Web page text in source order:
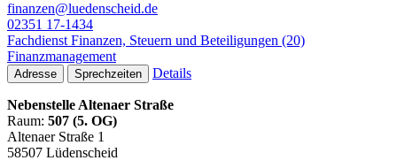
finanzen@luedenscheid.de
02351 17-1434
Fachdienst Finanzen, Steuern und Beteiligungen (20)
Finanzmanagement
Adresse Sprechzeiten Details
Nebenstelle Altenaer Straße
Raum: 507 (5. OG)
Altenaer Straße 1
58507 Lüdenscheid